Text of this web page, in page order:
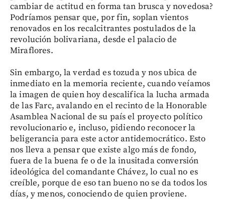
cambiar de actitud en forma tan brusca y novedosa?
Podríamos pensar que, por fin, soplan vientos
renovados en los recalcitrantes postulados de la
revolución bolivariana, desde el palacio de
Miraflores.
Sin embargo, la verdad es tozuda y nos ubica de
inmediato en la memoria reciente, cuando veíamos
la imagen de quien hoy descalifica la lucha armada
de las Farc, avalando en el recinto de la Honorable
Asamblea Nacional de su país el proyecto político
revolucionario e, incluso, pidiendo reconocer la
beligerancia para este actor antidemocrático. Esto
nos lleva a pensar que existe algo más de fondo,
fuera de la buena fe o de la inusitada conversión
ideológica del comandante Chávez, lo cual no es
creíble, porque de eso tan bueno no se da todos los
días, y menos, conociendo de quien proviene.